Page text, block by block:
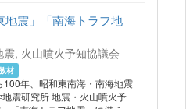
震」「南海トラフ地
, 火山噴火予知協議会
材
年、昭和東南海・南海地震
震研究所 地震・火山噴火予